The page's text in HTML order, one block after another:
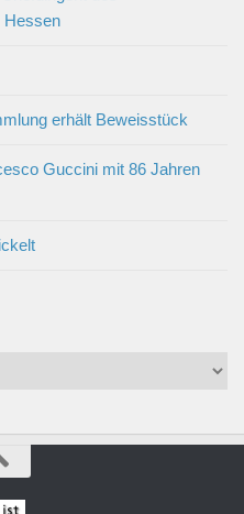
Hessen
erhält Beweisstück
Guccini mit 86 Jahren